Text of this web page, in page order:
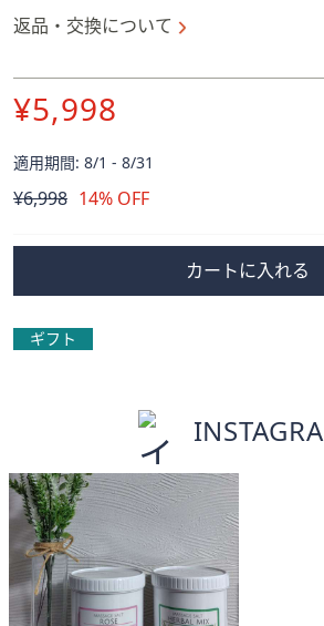
返品・交換について
¥5,998
適用期間: 8/1 - 8/31
削
¥6,998 14% OFF
カートに入れる
ギフト